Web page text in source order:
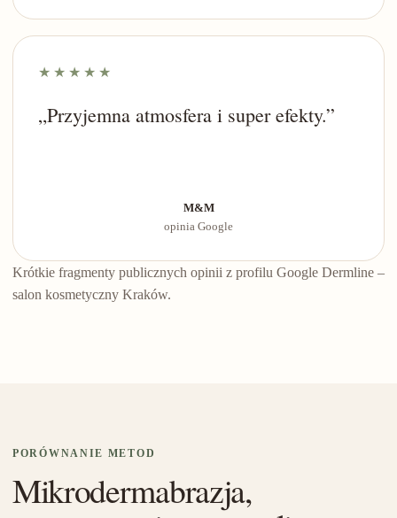
★★★★★
„Przyjemna atmosfera i super efekty.”
M&M
opinia Google
Krótkie fragmenty publicznych opinii z profilu Google Dermline –
salon kosmetyczny Kraków.
PORÓWNANIE METOD
Mikrodermabrazja,